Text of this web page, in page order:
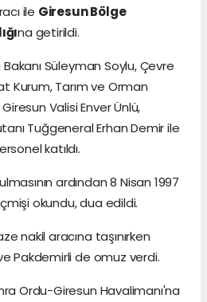
ile Giresun Bölge
na getirildi.
Süleyman Soylu, Çevre
Kurum, Tarım ve Orman
Valisi Enver Ünlü,
Tuğgeneral Erhan Demir ile
katıldı.
ardından 8 Nisan 1997
okundu, dua edildi.
nakil aracına taşınırken
Pakdemirli de omuz verdi.
Ordu-Giresun Havalimanı'na